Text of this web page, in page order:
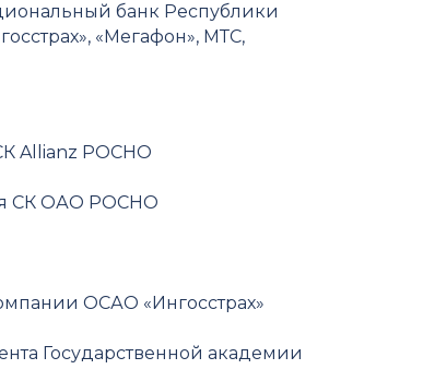
банк Республики
«Мегафон», МТС,
Allianz РОСНО
СК ОАО РОСНО
ОСАО «Ингосстрах»
Государственной академии